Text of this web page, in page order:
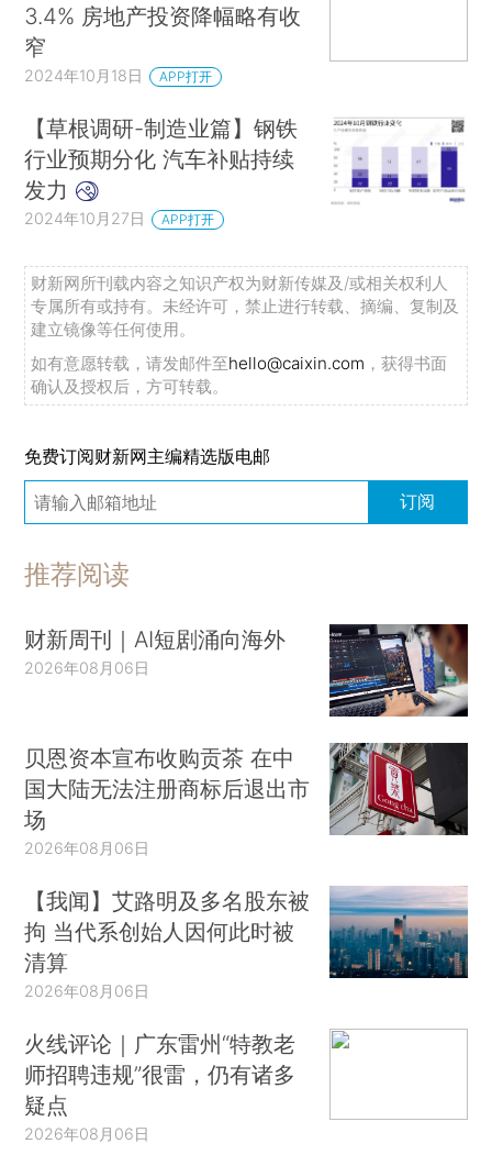
3.4% 房地产投资降幅略有收
窄
2024年10月18日 APP打开
【草根调研-制造业篇】钢铁
行业预期分化 汽车补贴持续
发力
2024年10月27日 APP打开
财新网所刊载内容之知识产权为财新传媒及/或相关权利人
专属所有或持有。未经许可，禁止进行转载、摘编、复制及
建立镜像等任何使用。
如有意愿转载，请发邮件至hello@caixin.com ，获得书面
确认及授权后，方可转载。
免费订阅财新网主编精选版电邮
订阅
推荐阅读
财新周刊｜AI短剧涌向海外
2026年08月06日
贝恩资本宣布收购贡茶 在中
国大陆无法注册商标后退出市
场
2026年08月06日
【我闻】艾路明及多名股东被
拘 当代系创始人因何此时被
清算
2026年08月06日
火线评论｜广东雷州“特教老
师招聘违规”很雷，仍有诸多
疑点
2026年08月06日